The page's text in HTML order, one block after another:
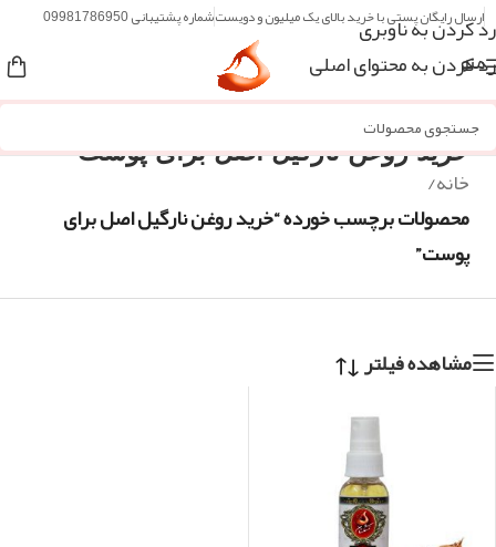
رد کردن به ناوبری
رد کردن به محتوای اصلی
ارسال رایگان پستی با خرید بالای یک میلیون و دویستشماره پشتیبانی 09981786950
منو
خرید روغن نارگیل اصل برای پوست
خانه/
محصولات برچسب خورده “خرید روغن نارگیل اصل برای
پوست”
مشاهده فیلتر